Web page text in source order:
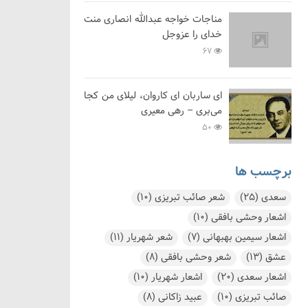
مناجات خواجه عبدالله انصاری منت
خدای را عزوجل
67
ای ساربان ای کاروان، لیلای من کجا
می‌بری – رهی معیری
50
برچسب ها
سعدی (25) شعر صائب تبریزی (10)
اشعار وحشی بافقی (10)
اشعار سیمین بهبهانی (7) شعر شهریار (11)
عشق (13) شعر وحشی بافقی (8)
اشعار سعدی (20) اشعار شهریار (10)
صائب تبریزی (10) عبید زاکانی (8)